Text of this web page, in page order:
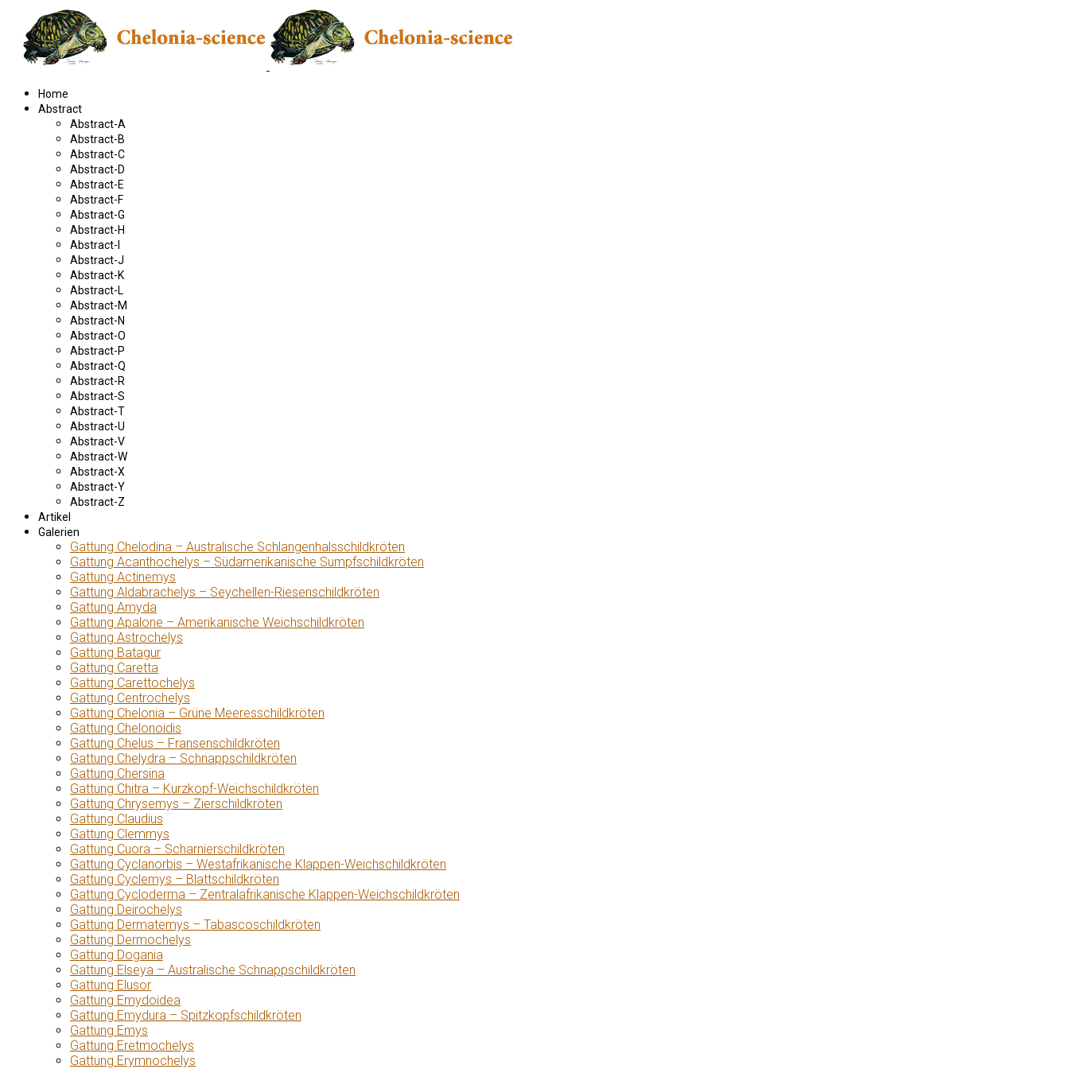
Home
Abstract
Abstract-A
Abstract-B
Abstract-C
Abstract-D
Abstract-E
Abstract-F
Abstract-G
Abstract-H
Abstract-I
Abstract-J
Abstract-K
Abstract-L
Abstract-M
Abstract-N
Abstract-O
Abstract-P
Abstract-Q
Abstract-R
Abstract-S
Abstract-T
Abstract-U
Abstract-V
Abstract-W
Abstract-X
Abstract-Y
Abstract-Z
Artikel
Galerien
Gattung Chelodina – Australische Schlangenhalsschildkröten
Gattung Acanthochelys – Südamerikanische Sumpfschildkröten
Gattung Actinemys
Gattung Aldabrachelys – Seychellen-Riesenschildkröten
Gattung Amyda
Gattung Apalone – Amerikanische Weichschildkröten
Gattung Astrochelys
Gattung Batagur
Gattung Caretta
Gattung Carettochelys
Gattung Centrochelys
Gattung Chelonia – Grüne Meeresschildkröten
Gattung Chelonoidis
Gattung Chelus – Fransenschildkröten
Gattung Chelydra – Schnappschildkröten
Gattung Chersina
Gattung Chitra – Kurzkopf-Weichschildkröten
Gattung Chrysemys – Zierschildkröten
Gattung Claudius
Gattung Clemmys
Gattung Cuora – Scharnierschildkröten
Gattung Cyclanorbis – Westafrikanische Klappen-Weichschildkröten
Gattung Cyclemys – Blattschildkröten
Gattung Cycloderma – Zentralafrikanische Klappen-Weichschildkröten
Gattung Deirochelys
Gattung Dermatemys – Tabascoschildkröten
Gattung Dermochelys
Gattung Dogania
Gattung Elseya – Australische Schnappschildkröten
Gattung Elusor
Gattung Emydoidea
Gattung Emydura – Spitzkopfschildkröten
Gattung Emys
Gattung Eretmochelys
Gattung Erymnochelys